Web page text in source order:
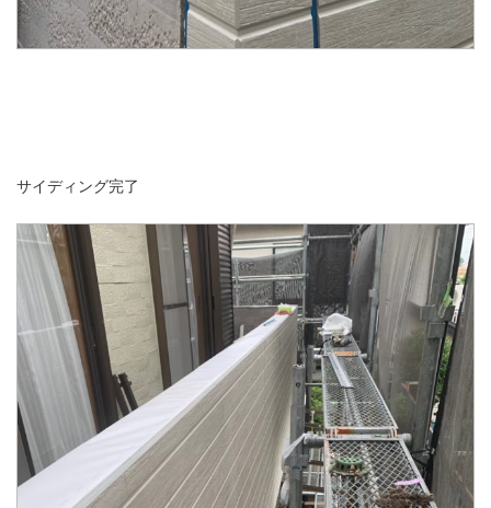
サイディング完了